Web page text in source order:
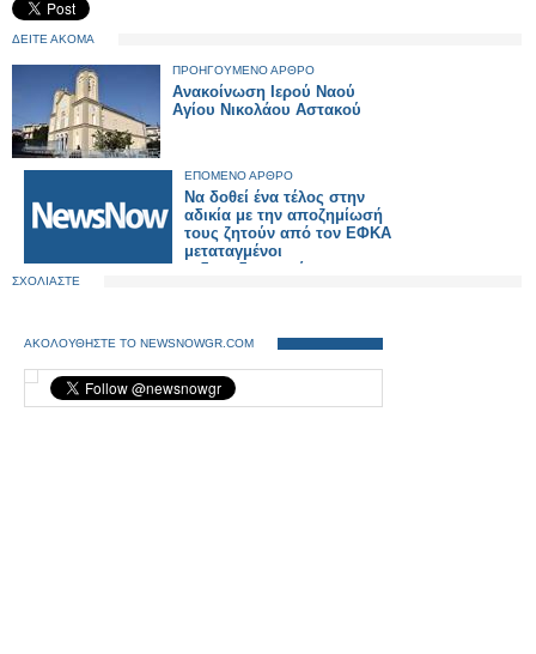
ΔΕΙΤΕ ΑΚΟΜΑ
ΠΡΟΗΓΟΥΜΕΝΟ ΑΡΘΡΟ
Ανακοίνωση Ιερού Ναού
Αγίου Νικολάου Αστακού
ΕΠΟΜΕΝΟ ΑΡΘΡΟ
Να δοθεί ένα τέλος στην
αδικία με την αποζημίωσή
τους ζητούν από τον ΕΦΚΑ
μεταταγμένοι
σιδηροδρομικοί.
ΣΧΟΛΙΑΣΤΕ
ΑΚΟΛΟΥΘΗΣΤΕ ΤΟ NEWSNOWGR.COM